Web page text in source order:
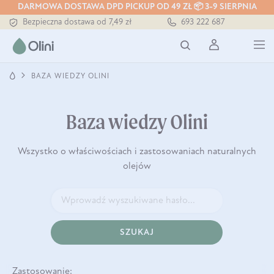
DARMOWA DOSTAWA DPD PICKUP OD 49 ZŁ 📦 3-9 SIERPNIA
Bezpieczna dostawa od 7,49 zł
Darmowa dostawa od 199 zł
Tłoczony zawsze na zimno
693 222 687
BAZA WIEDZY OLINI
Baza wiedzy Olini
Wszystko o właściwościach i zastosowaniach naturalnych
olejów
SZUKAJ
Zastosowanie: